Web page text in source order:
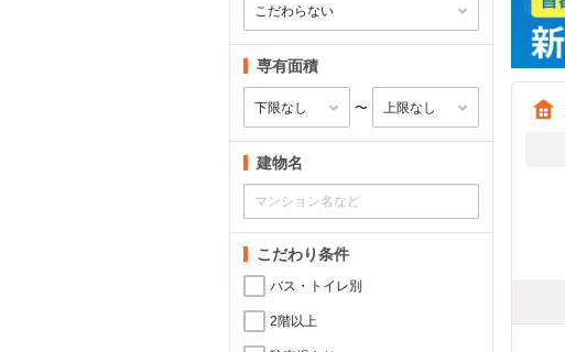
専有面積
〜
建物名
こだわり条件
バス・トイレ別
2階以上